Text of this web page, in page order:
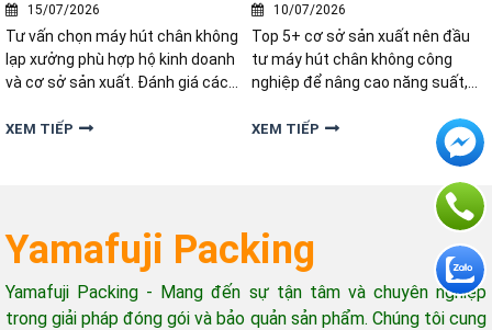
15/07/2026
Tư vấn chọn máy hút chân không
lạp xưởng phù hợp hộ kinh doanh
và cơ sở sản xuất. Đánh giá các
đúng thiết bị, tiết kiệm chi phí.
XEM TIẾP
10/07/2026
Top 5+ cơ sở sản xuất nên đầu
tư máy hút chân không công
nghiệp để nâng cao năng suất,
ưu chi phí đóng gói hiệu quả
XEM TIẾP
Yamafuji Packing
Yamafuji Packing - Mang đến sự tận tâm và chuyên nghiệp
trong giải pháp đóng gói và bảo quản sản phẩm. Chúng tôi cung